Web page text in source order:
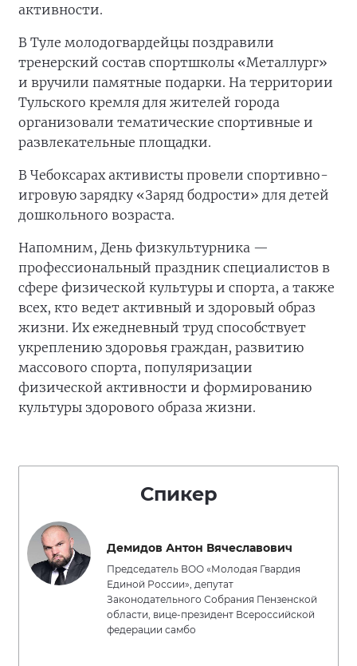
активности.
В Туле молодогвардейцы поздравили
тренерский состав спортшколы «Металлург»
и вручили памятные подарки. На территории
Тульского кремля для жителей города
организовали тематические спортивные и
развлекательные площадки.
В Чебоксарах активисты провели спортивно-
игровую зарядку «Заряд бодрости» для детей
дошкольного возраста.
Напомним, День физкультурника —
профессиональный праздник специалистов в
сфере физической культуры и спорта, а также
всех, кто ведет активный и здоровый образ
жизни. Их ежедневный труд способствует
укреплению здоровья граждан, развитию
массового спорта, популяризации
физической активности и формированию
культуры здорового образа жизни.
Спикер
Демидов Антон Вячеславович
Председатель ВОО «Молодая Гвардия
Единой России», депутат
Законодательного Собрания Пензенской
области, вице-президент Всероссийской
федерации самбо